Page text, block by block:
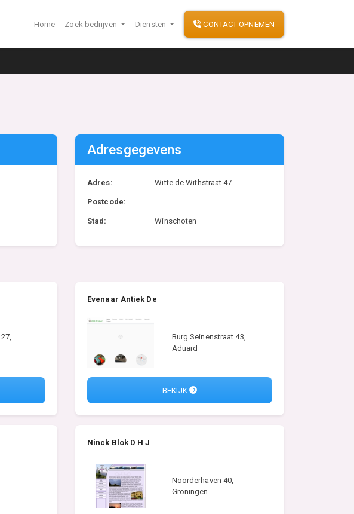
Home Zoek bedrijven Diensten CONTACT OPNEMEN
Adresgegevens
Adres: Witte de Withstraat 47
Postcode:
Stad: Winschoten
Evenaar Antiek De
Burg Seinenstraat 43,
Aduard
BEKIJK
Ninck Blok D H J
Noorderhaven 40,
Groningen